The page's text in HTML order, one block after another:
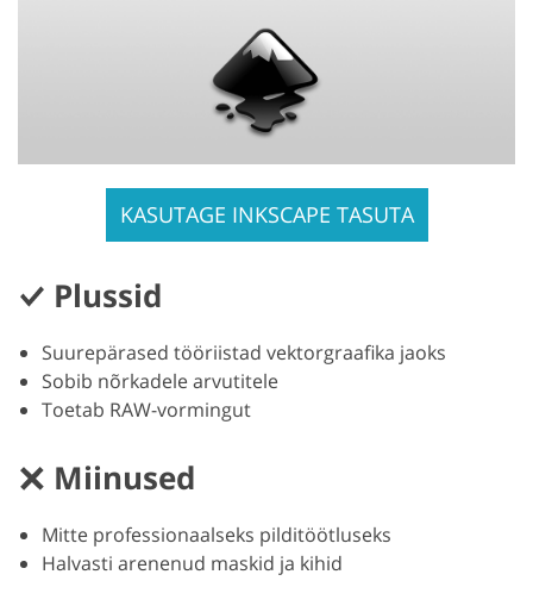
KASUTAGE INKSCAPE TASUTA
Plussid
Suurepärased tööriistad vektorgraafika jaoks
Sobib nõrkadele arvutitele
Toetab RAW-vormingut
Miinused
Mitte professionaalseks pilditöötluseks
Halvasti arenenud maskid ja kihid